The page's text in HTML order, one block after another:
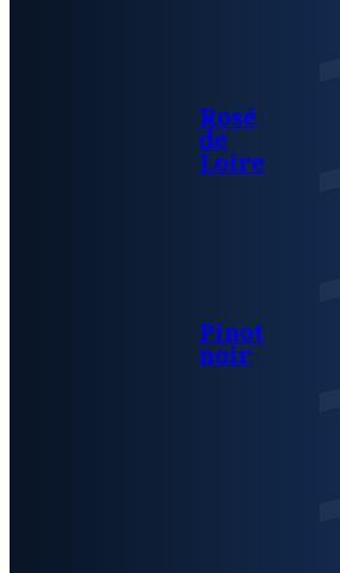
Rosé
de
Loire
Pinot
noir